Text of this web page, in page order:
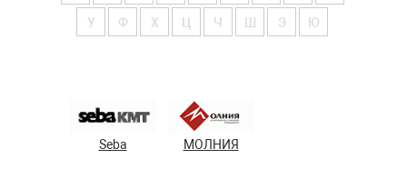
У Ф Х Ч Э Ю
Seba МОЛНИЯ